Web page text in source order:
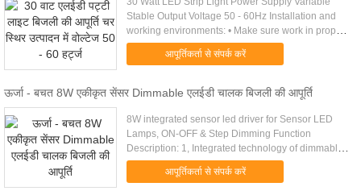
Stable Output Voltage 50 - 60Hz Installation and
working environments: • Make sure work in proper
environments are stated in this Guide. • Do not
overload. • Avoid ...
आपूर्तिकर्ता से संपर्क करें
ऊर्जा - बचत 8W एकीकृत सेंसर Dimmable एलईडी चालक बिजली की आपूर्ति
8W integrated sensor led driver for Sensor LED
Lamps, ON-OFF & Step Dimming Function
Description: 1, Integrated technology of dimmable
led driver,daylight sensor and microwave motion
sensor 2, 300mA constant .....
आपूर्तिकर्ता से संपर्क करें